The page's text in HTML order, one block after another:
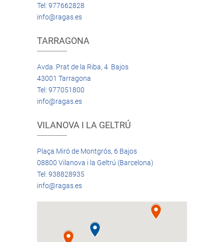
Tel: 977662828
info@ragas.es
TARRAGONA
Avda. Prat de la Riba, 4 Bajos
43001 Tarragona
Tel: 977051800
info@ragas.es
VILANOVA I LA GELTRÚ
Plaça Miró de Montgrós, 6 Bajos
08800 Vilanova i la Geltrú (Barcelona)
Tel: 938828935
info@ragas.es